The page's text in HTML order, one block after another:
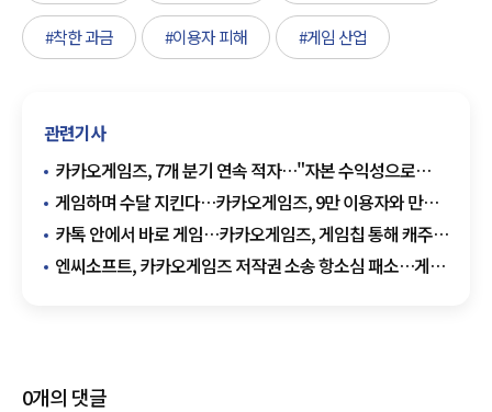
#착한 과금 #이용자 피해 #게임 산업
관련기사
카카오게임즈, 7개 분기 연속 적자…"자본 수익성으로
프로젝트 골라낸다"
게임하며 수달 지킨다…카카오게임즈, 9만 이용자와 만든
ESG 성과 공개
카톡 안에서 바로 게임…카카오게임즈, 게임칩 통해 캐주얼
게임 25종 서비스
엔씨소프트, 카카오게임즈 저작권 소송 항소심 패소…게임
0개의 댓글